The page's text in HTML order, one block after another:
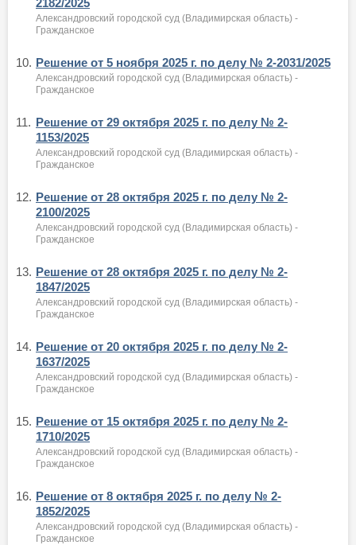
Александровский городской суд (Владимирская область) -
Гражданское
10. Решение от 5 ноября 2025 г. по делу № 2-2031/2025
Александровский городской суд (Владимирская область) -
Гражданское
11. Решение от 29 октября 2025 г. по делу № 2-
1153/2025
Александровский городской суд (Владимирская область) -
Гражданское
12. Решение от 28 октября 2025 г. по делу № 2-
2100/2025
Александровский городской суд (Владимирская область) -
Гражданское
13. Решение от 28 октября 2025 г. по делу № 2-
1847/2025
Александровский городской суд (Владимирская область) -
Гражданское
14. Решение от 20 октября 2025 г. по делу № 2-
1637/2025
Александровский городской суд (Владимирская область) -
Гражданское
15. Решение от 15 октября 2025 г. по делу № 2-
1710/2025
Александровский городской суд (Владимирская область) -
Гражданское
16. Решение от 8 октября 2025 г. по делу № 2-
1852/2025
Александровский городской суд (Владимирская область) -
Гражданское